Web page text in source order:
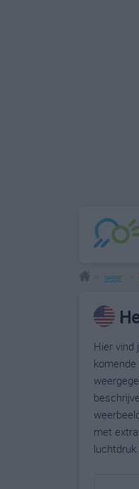
weer
Hier vind
met